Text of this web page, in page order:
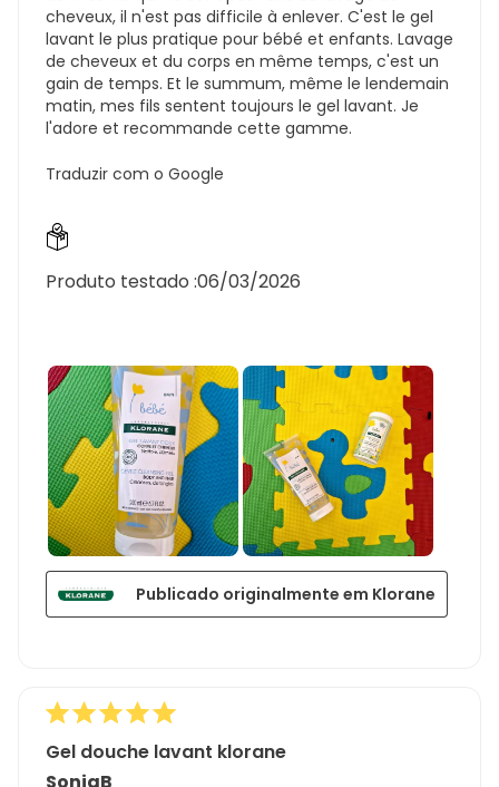
cheveux, il n'est pas difficile à enlever. C'est le gel
lavant le plus pratique pour bébé et enfants. Lavage
de cheveux et du corps en même temps, c'est un
gain de temps. Et le summum, même le lendemain
matin, mes fils sentent toujours le gel lavant. Je
l'adore et recommande cette gamme.
Traduzir com o Google
Produto testado :06/03/2026
Publicado originalmente em Klorane
Gel douche lavant klorane
SoniaB